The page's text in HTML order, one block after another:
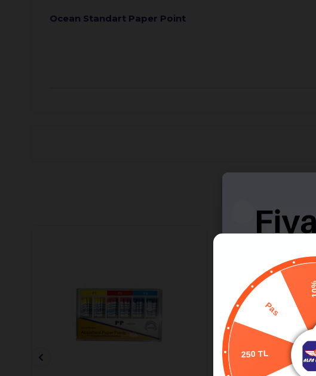
Ocean Standart Paper Point
10%
250 TL
Pas